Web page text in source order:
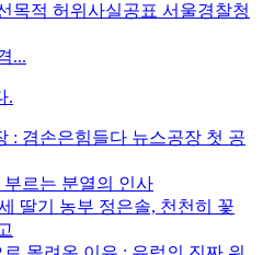
목적 허위사실공표 서울경찰청
...
.
: 겸손은힘들다 뉴스공장 첫 공
르는 분열의 인사
딸기 농부 정은솔, 천천히 꽃